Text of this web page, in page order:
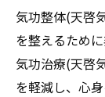
気功整体(天啓
を整えるため
気功治療(天啓
を軽減し、心